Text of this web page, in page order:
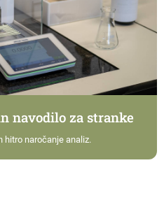
navodilo za stranke
hitro naročanje analiz.